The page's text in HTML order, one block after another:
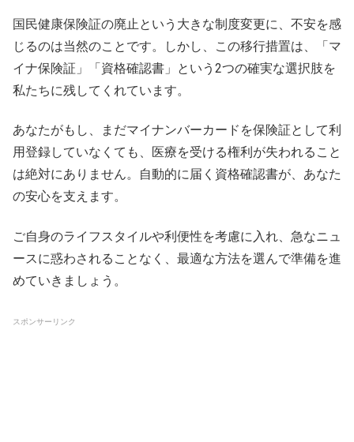
国民健康保険証の廃止という大きな制度変更に、不安を感
じるのは当然のことです。しかし、この移行措置は、「マ
イナ保険証」「資格確認書」という2つの確実な選択肢を
私たちに残してくれています。
あなたがもし、まだマイナンバーカードを保険証として利
用登録していなくても、医療を受ける権利が失われること
は絶対にありません。自動的に届く資格確認書が、あなた
の安心を支えます。
ご自身のライフスタイルや利便性を考慮に入れ、急なニュ
ースに惑わされることなく、最適な方法を選んで準備を進
めていきましょう。
スポンサーリンク